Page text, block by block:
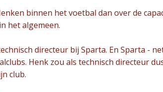
binnen het voetbal dan over de
het algemeen.
directeur bij Sparta. En Sparta -
Henk zou als technisch directeur
club.